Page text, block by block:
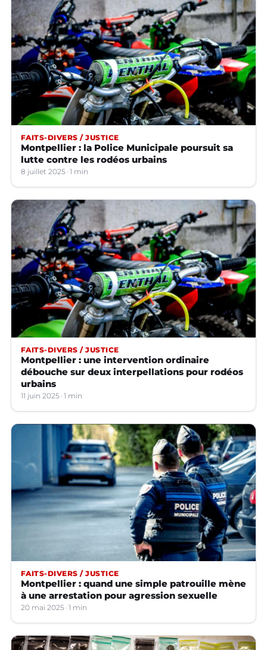
FAITS-DIVERS / JUSTICE
Montpellier : la Police Municipale poursuit sa
lutte contre les rodéos urbains
8 juillet 2025 1 min
FAITS-DIVERS / JUSTICE
Montpellier : une intervention ordinaire
débouche sur deux interpellations pour rodéos
urbains
11 juin 2025 1 min
FAITS-DIVERS / JUSTICE
Montpellier : quand une simple patrouille mène
à une arrestation pour agression sexuelle
20 mai 2025 1 min